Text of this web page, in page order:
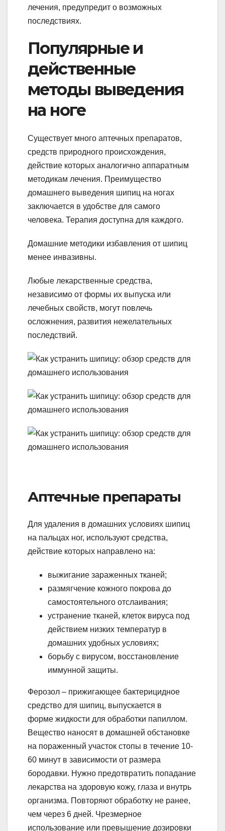
лечения, предупредит о возможных
последствиях.
Популярные и
действенные
методы выведения
на ноге
Существует много аптечных препаратов,
средств природного происхождения,
действие которых аналогично аппаратным
методикам лечения. Преимущество
домашнего выведения шипиц на ногах
заключается в удобстве для самого
человека. Терапия доступна для каждого.
Домашние методики избавления от шипиц
менее инвазивны.
Любые лекарственные средства,
независимо от формы их выпуска или
лечебных свойств, могут повлечь
осложнения, развития нежелательных
последствий.
Аптечные препараты
Для удаления в домашних условиях шипиц
на пальцах ног, используют средства,
действие которых направлено на:
выжигание зараженных тканей;
размягчение кожного покрова до
самостоятельного отслаивания;
устранение тканей, клеток вируса под
действием низких температур в
домашних удобных условиях;
борьбу с вирусом, восстановление
иммунной защиты.
Ферозол – прижигающее бактерицидное
средство для шипиц, выпускается в
форме жидкости для обработки папиллом.
Вещество наносят в домашней обстановке
на пораженный участок стопы в течение 10-
60 минут в зависимости от размера
бородавки. Нужно предотвратить попадание
лекарства на здоровую кожу, глаза и внутрь
организма. Повторяют обработку не ранее,
чем через 6 дней. Чрезмерное
использование или превышение дозировки